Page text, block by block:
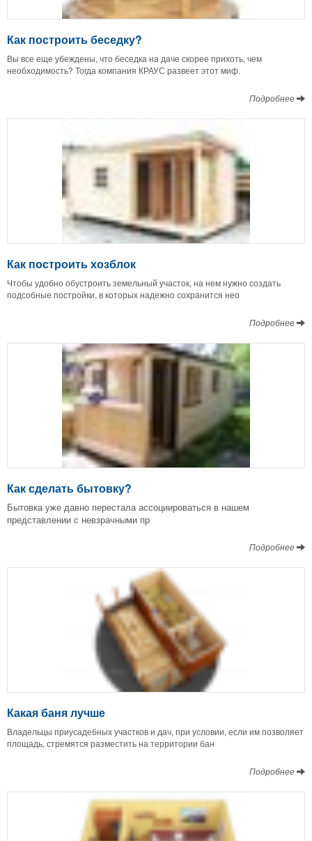
Как построить беседку?
Вы все еще убеждены, что беседка на даче скорее прихоть, чем
необходимость? Тогда компания КРАУС развеет этот миф.
Подробнее
Как построить хозблок
Чтобы удобно обустроить земельный участок, на нем нужно создать
подсобные постройки, в которых надежно сохранится нео
Подробнее
Как сделать бытовку?
Бытовка уже давно перестала ассоциироваться в нашем
представлении с невзрачными пр
Подробнее
Какая баня лучше
Владельцы приусадебных участков и дач, при условии, если им позволяет
площадь, стремятся разместить на территории бан
Подробнее